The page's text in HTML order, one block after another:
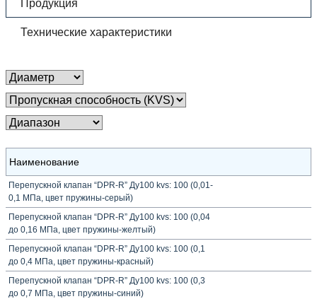
Продукция
Технические характеристики
Наименование
Перепускной клапан “DPR-R” Ду100 kvs: 100 (0,01-
0,1 МПа, цвет пружины-серый)
Перепускной клапан “DPR-R” Ду100 kvs: 100 (0,04
до 0,16 МПа, цвет пружины-желтый)
Перепускной клапан “DPR-R” Ду100 kvs: 100 (0,1
до 0,4 МПа, цвет пружины-красный)
Перепускной клапан “DPR-R” Ду100 kvs: 100 (0,3
до 0,7 МПа, цвет пружины-синий)